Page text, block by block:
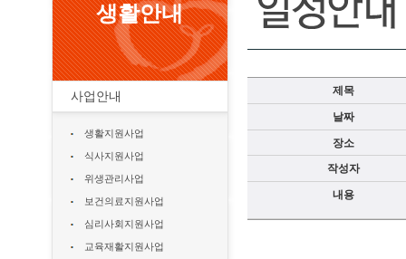
생활안내
사업안내
생활지원사업
식사지원사업
위생관리사업
보건의료지원사업
심리사회지원사업
교육재활지원사업
제목
날짜
장소
작성자
내용